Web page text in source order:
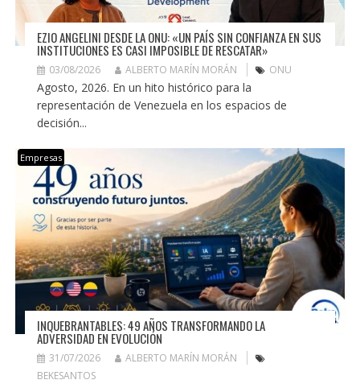
EZIO ANGELINI DESDE LA ONU: «UN PAÍS SIN CONFIANZA EN SUS
INSTITUCIONES ES CASI IMPOSIBLE DE RESCATAR»
03/08/2026 ALBERTO MARÍN MORÁN ONU
Agosto, 2026. En un hito histórico para la
representación de Venezuela en los espacios de
decisión...
Empresas
INQUEBRANTABLES: 49 AÑOS TRANSFORMANDO LA
ADVERSIDAD EN EVOLUCIÓN
31/07/2026
ALBERTO MARÍN MORÁN
BEKESANTOS